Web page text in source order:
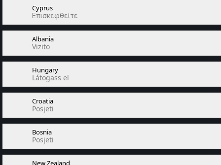
Cyprus
Επισκεφθείτε
Albania
Vizito
Hungary
Látogass el
Croatia
Posjeti
Bosnia
Posjeti
New Zealand